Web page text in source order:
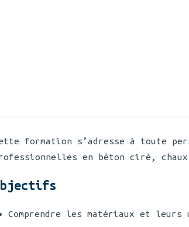
formation s’adresse à toute
en béton ciré,
Comprendre les matériaux et leurs